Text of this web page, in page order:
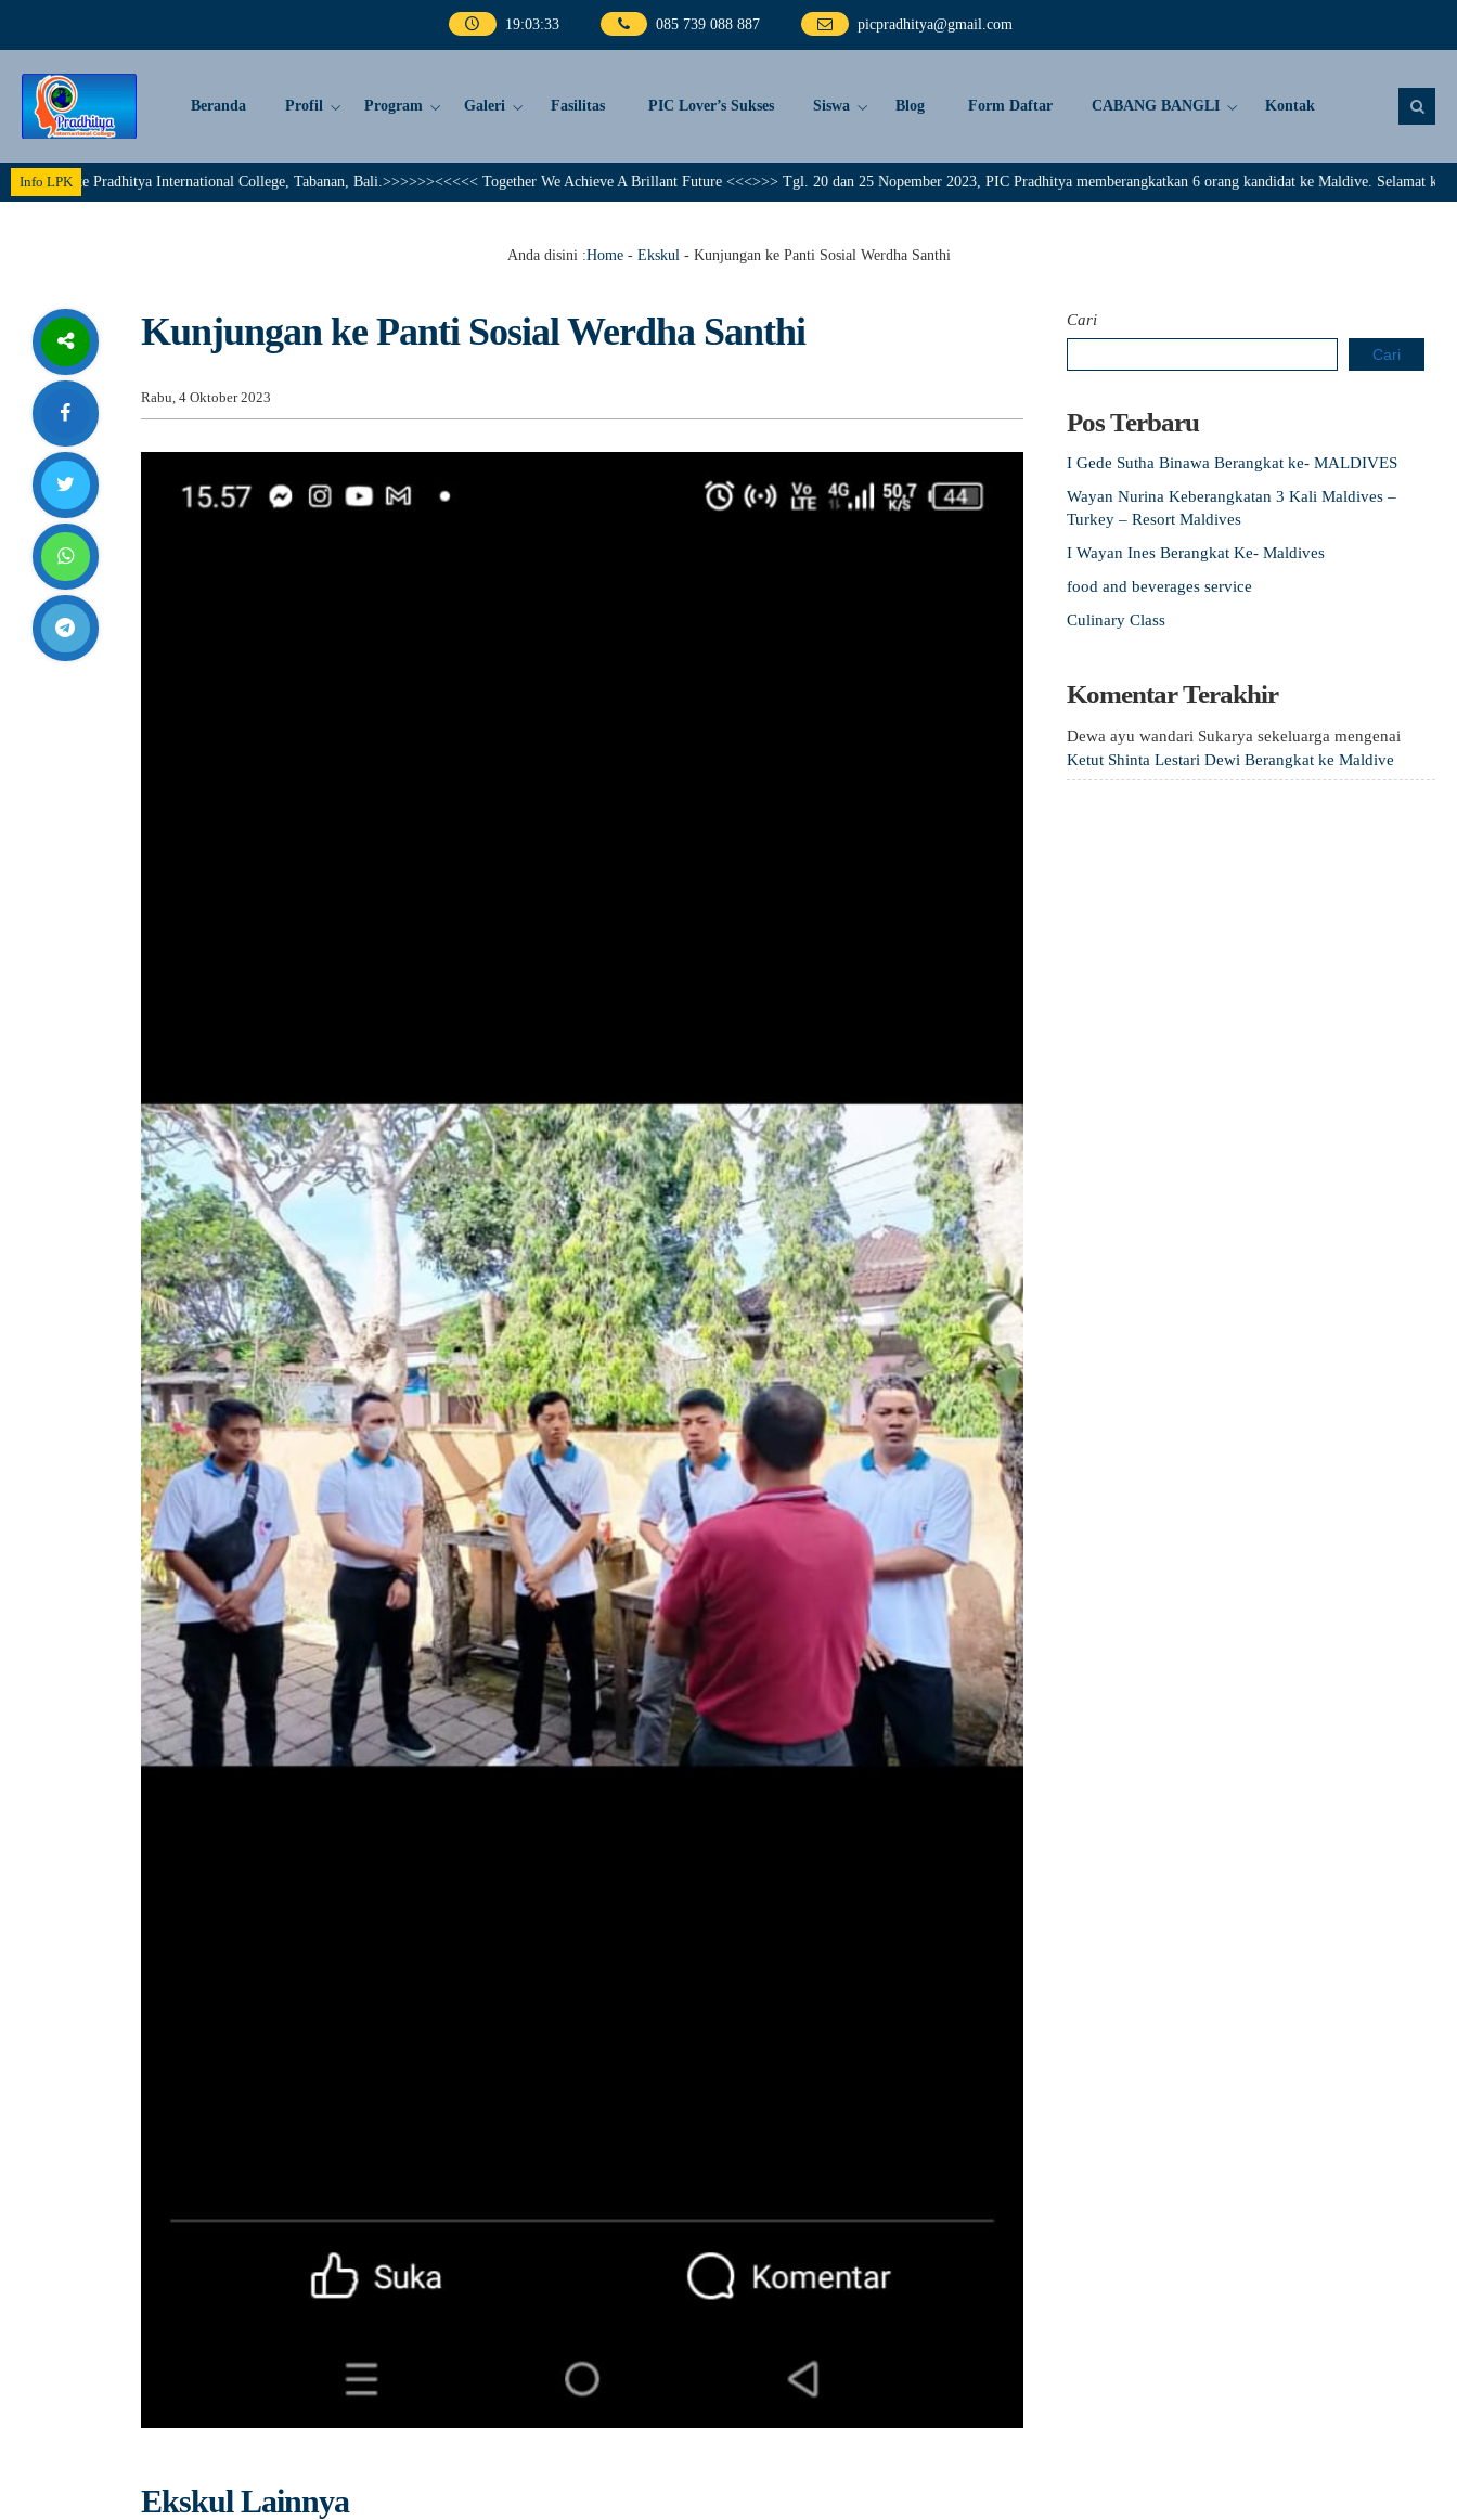
19:03:34 085 739 088 887 picpradhitya@gmail.com
Beranda Profil Program Galeri Fasilitas PIC Lover’s Sukses Siswa Blog Form Daftar CABANG BANGLI Kontak
Info LPKInternational College, Tabanan, Bali.>>>>>><<<<< Together We Achieve A Brillant Future <<<>>> Tgl. 20 dan 25 Nopember 2023, PIC Pradhitya memberangkatkan 6 orang kandidat ke Maldive. Selamat kepada : Rivaldi,
Anda disini :Home- Ekskul- Kunjungan ke Panti Sosial Werdha Santhi
Kunjungan ke Panti Sosial Werdha Santhi
Rabu, 4 Oktober 2023
Ekskul Lainnya
Cari
Cari
Pos Terbaru
I Gede Sutha Binawa Berangkat ke- MALDIVES
Wayan Nurina Keberangkatan 3 Kali Maldives –
Turkey – Resort Maldives
I Wayan Ines Berangkat Ke- Maldives
food and beverages service
Culinary Class
Komentar Terakhir
Dewa ayu wandari Sukarya sekeluarga mengenai
Ketut Shinta Lestari Dewi Berangkat ke Maldive